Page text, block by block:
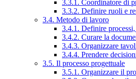
3.3.1. Coordinatore di
3.3.2. Definire ruoli e
3.4. Metodo di lavoro
3.4.1. Definire
3.4.2. Curare la
3.4.3. Organizzare
3.4.4. Prendere
3.5. Il processo progettuale
3.5.1. Organizzare il